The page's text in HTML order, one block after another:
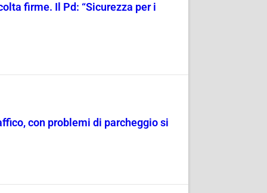
firme. Il Pd: “Sicurezza per i
con problemi di parcheggio si